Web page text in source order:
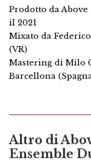
Prodotto da
il 2021
Mixato da
(VR)
Mastering di Milo
Barcellona
Altro di
Ensemble